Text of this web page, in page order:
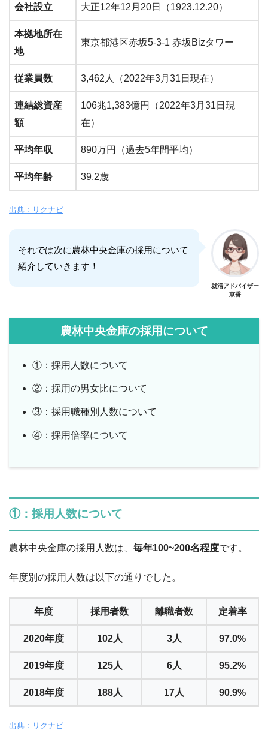
会社設立 大正12年12月20日（1923.12.20）
本拠地所在
地
東京都港区赤坂5-3-1 赤坂Bizタワー
従業員数 3,462人（2022年3月31日現在）
連結総資産
額
106兆1,383億円（2022年3月31日現
在）
平均年収 890万円（過去5年間平均）
平均年齢 39.2歳
出典：リクナビ
それでは次に農林中央金庫の採用について
紹介していきます！
就活アドバイザー
京香
農林中央金庫の採用について
①：採用人数について
②：採用の男女比について
③：採用職種別人数について
④：採用倍率について
①：採用人数について
農林中央金庫の採用人数は、 毎年100~200名程度です。
年度別の採用人数は以下の通りでした。
年度 採用者数 離職者数 定着率
2020年度 102人 3人 97.0%
2019年度 125人 6人 95.2%
2018年度 188人 17人 90.9%
出典：リクナビ